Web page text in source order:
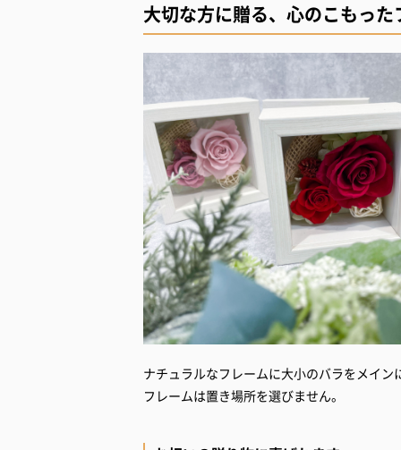
大切な方に贈る、心のこもっ
ナチュラルなフレームに大小のバラをメイ
フレームは置き場所を選びません。